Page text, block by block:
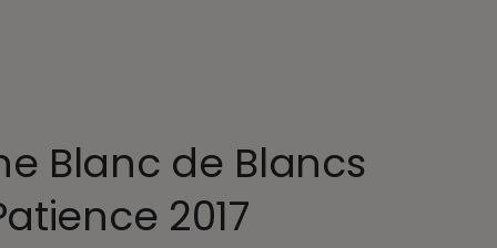
Blanc de Blancs
2017